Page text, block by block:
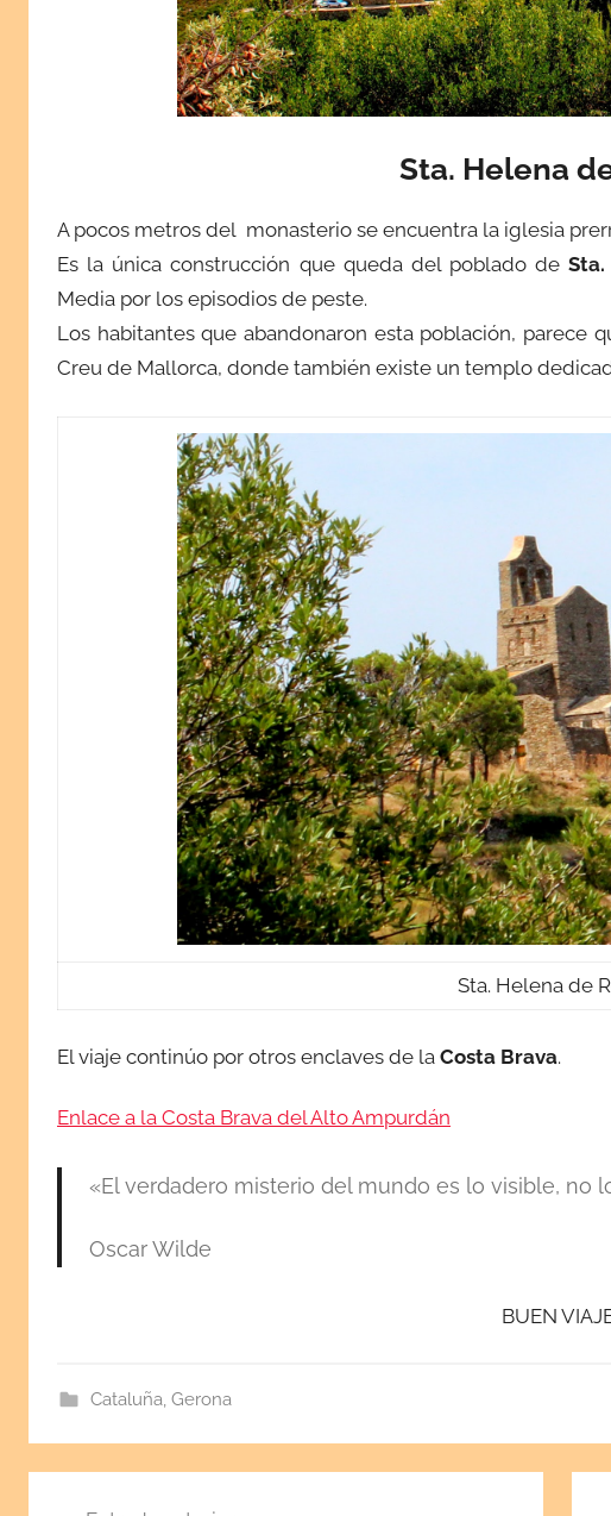
Sta. Helena
A pocos metros del monasterio se encuentra la iglesia
Es la única construcción que queda del poblado de
Media por los episodios de peste.
Los habitantes que abandonaron esta población, parece
Creu de Mallorca, donde también existe un templo
Sta. Helena de
El viaje continúo por otros enclaves de la Costa Brava.
Enlace a la Costa Brava del Alto Ampurdán
«El verdadero misterio del mundo es lo visible, no
Oscar Wilde
BUEN
Cataluña, Gerona